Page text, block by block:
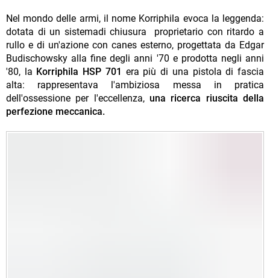
Nel mondo delle armi, il nome Korriphila evoca la leggenda:
dotata di un sistemadi chiusura proprietario con ritardo a
rullo e di un'azione con canes esterno, progettata da Edgar
Budischowsky alla fine degli anni '70 e prodotta negli anni
'80, la Korriphila HSP 701 era più di una pistola di fascia
alta: rappresentava l'ambiziosa messa in pratica
dell'ossessione per l'eccellenza,una ricerca riuscita della
perfezione meccanica.